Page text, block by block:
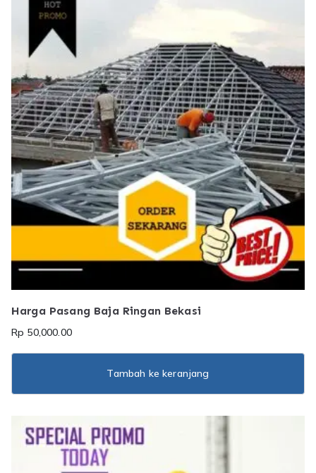
Harga Pasang Baja Ringan Bekasi
Rp 50,000.00
Tambah ke keranjang